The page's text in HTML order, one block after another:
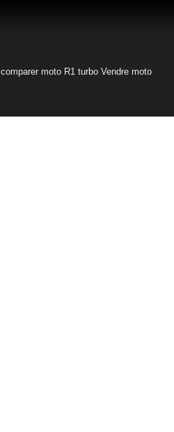
comparer moto R1 turbo Vendre moto